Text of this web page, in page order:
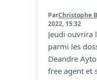
ParChristophe
2022, 15:32
Jeudi ouvrira
parmi les
Deandre
free agent et